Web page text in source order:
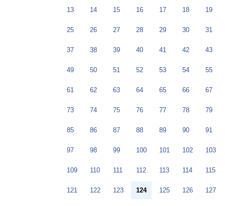
13 14 15 16 17 18 19
25 26 27 28 29 30 31
37 38 39 40 41 42 43
49 50 51 52 53 54 55
61 62 63 64 65 66 67
73 74 75 76 77 78 79
85 86 87 88 89 90 91
97 98 99 100 101 102 103
109 110 111 112 113 114 115
121 122 123 124 125 126 127